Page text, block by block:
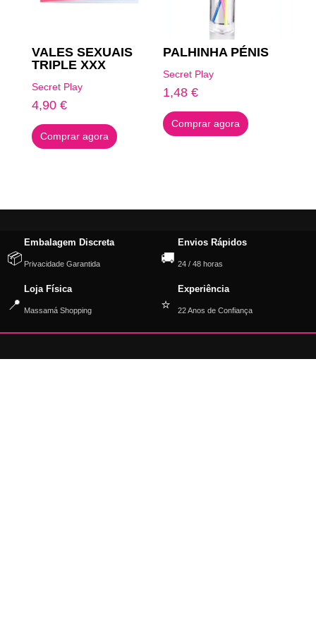
VALES SEXUAIS
TRIPLE XXX
Secret Play
4,90 €
Comprar agora
PALHINHA PÉNIS
Secret Play
1,48€
Comprar agora
📦
Embalagem Discreta
Privacidade Garantida 🚚
Envios Rápidos
24 / 48 horas
📍
Loja Física
Massamá Shopping ⭐
Experiência
22 Anos de Confiança